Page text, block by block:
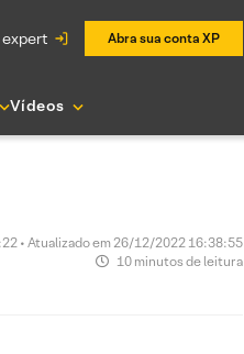
expert Abra sua conta XP
Vídeos
• Atualizado em 26/12/2022 16:38:55
10 minutos de leitura